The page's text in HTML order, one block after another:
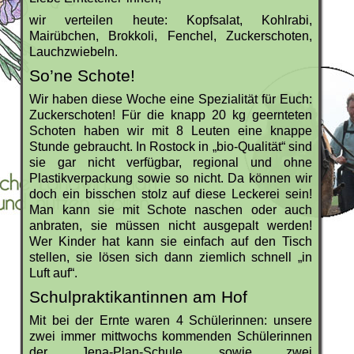
wir verteilen heute: Kopfsalat, Kohlrabi,
Mairübchen, Brokkoli, Fenchel, Zuckerschoten,
Lauchzwiebeln.
So’ne Schote!
Wir haben diese Woche eine Spezialität für Euch:
Zuckerschoten! Für die knapp 20 kg geernteten
Schoten haben wir mit 8 Leuten eine knappe
Stunde gebraucht. In Rostock in „bio-Qualität“ sind
sie gar nicht verfügbar, regional und ohne
Plastikverpackung sowie so nicht. Da können wir
doch ein bisschen stolz auf diese Leckerei sein!
Man kann sie mit Schote naschen oder auch
anbraten, sie müssen nicht ausgepalt werden!
Wer Kinder hat kann sie einfach auf den Tisch
stellen, sie lösen sich dann ziemlich schnell „in
Luft auf“.
Schulpraktikantinnen am Hof
Mit bei der Ernte waren 4 Schülerinnen: unsere
zwei immer mittwochs kommenden Schülerinnen